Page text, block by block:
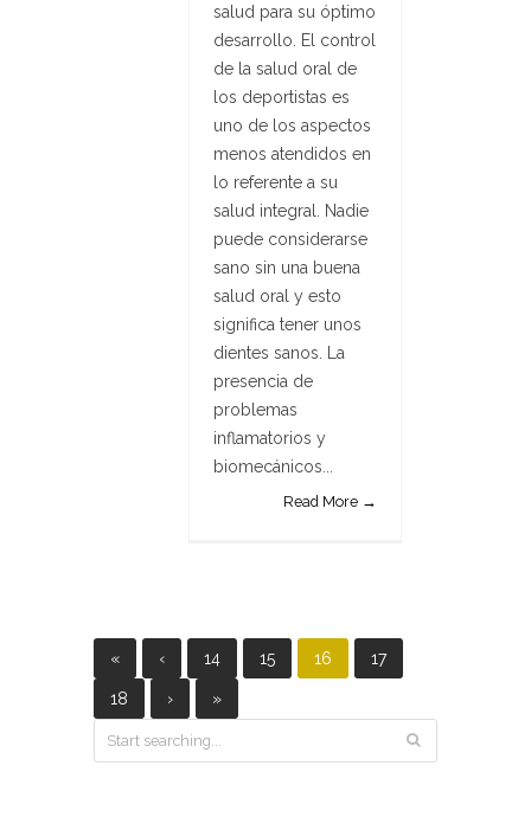
salud para su óptimo
desarrollo. El control
de la salud oral de
los deportistas es
uno de los aspectos
menos atendidos en
lo referente a su
salud integral. Nadie
puede considerarse
sano sin una buena
salud oral y esto
significa tener unos
dientes sanos. La
presencia de
problemas
inflamatorios y
biomecánicos...
Read More →
« ‹ 14 15 16 17
18 › »